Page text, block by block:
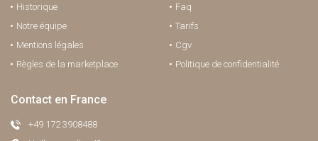
Historique
Notre équipe
Mentions légales
Règles de la marketplace
Faq
Tarifs
Cgv
Politique de confidentialité
Contact en France
+49 172 3908488